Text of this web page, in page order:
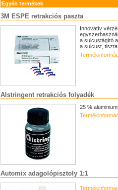
Egyéb termékek
3M ESPE retrakciós paszta
Innovatív
a sulcustágító
a sulcust,
Alstringent retrakciós folyadék
25 %
Automix adagolópisztoly 1:1